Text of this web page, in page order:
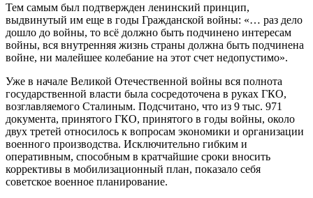
Тем самым был подтвержден ленинский принцип,
выдвинутый им еще в годы Гражданской войны: «… раз дело
дошло до войны, то всё должно быть подчинено интересам
войны, вся внутренняя жизнь страны должна быть подчинена
войне, ни малейшее колебание на этот счет недопустимо».
Уже в начале Великой Отечественной войны вся полнота
государственной власти была сосредоточена в руках ГКО,
возглавляемого Сталиным. Подсчитано, что из 9 тыс. 971
документа, принятого ГКО, принятого в годы войны, около
двух третей относилось к вопросам экономики и организации
военного производства. Исключительно гибким и
оперативным, способным в кратчайшие сроки вносить
коррективы в мобилизационный план, показало себя
советское военное планирование.